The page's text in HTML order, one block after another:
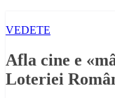
VEDETE
Afla cine e
Loteriei